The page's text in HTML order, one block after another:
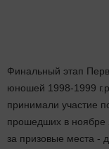
Финальный этап
юношей 1998-1999
принимали участие
прошедших в ноябре
за призовые места -